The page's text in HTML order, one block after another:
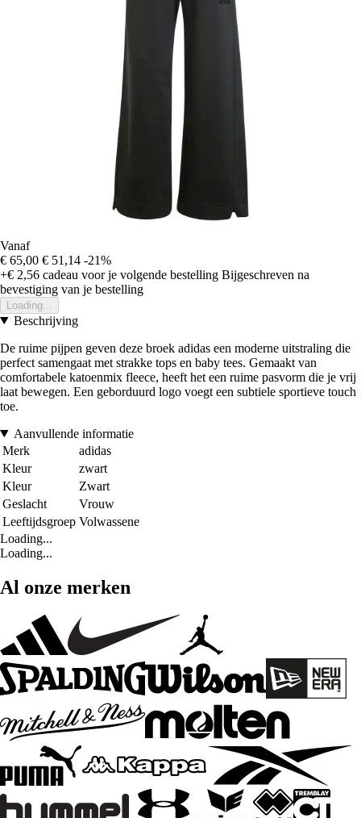
Vanaf
€ 65,00 € 51,14 -21%
+€ 2,56 cadeau voor je volgende bestelling Bijgeschreven na
bevestiging van je bestelling
Loading...
Beschrijving
De ruime pijpen geven deze broek adidas een moderne uitstraling die
perfect samengaat met strakke tops en baby tees. Gemaakt van
comfortabele katoenmix fleece, heeft het een ruime pasvorm die je vrij
laat bewegen. Een geborduurd logo voegt een subtiele sportieve touch
toe.
Aanvullende informatie
Merk
adidas
Kleur
zwart
Kleur
Zwart
Geslacht
Vrouw
Leeftijdsgroep Volwassene
Loading...
Loading...
Al onze merken